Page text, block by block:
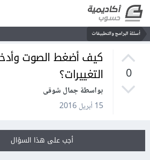
أسئلة البرامج والتطبيقات
0
كيف أضغط الصوت
التغييرات؟
بواسطة جمال شوقى
15 أبريل 2016
أجب على هذا السؤال